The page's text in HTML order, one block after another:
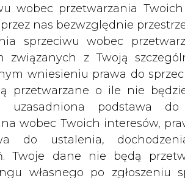
wobec przetwarzania
nas bezwzględnie
sprzeciwu wobec
związanych z Twoją
wniesieniu prawa do
przetwarzane o ile nie
uzasadniona podstawa do
wobec Twoich interesów,
do ustalenia,
Twoje dane nie będą
własnego po zgłoszeniu
kapitałowe spółka zamierza
spowodować, że grupa
odnawialnych
MW ocenia się na 3,8 mln zł,
zwrotu nie jest dłuższy
naszych akcji powinny być
Frankę. Zbudowanie
może się stać sprzedaż
się na przepisy UE, które
źródeł. Obecnie w